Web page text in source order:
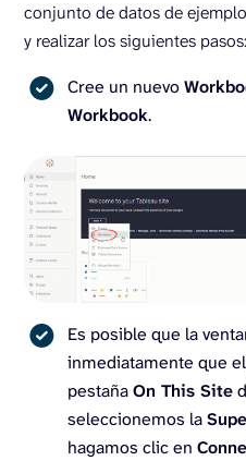
conjunto de datos de
y realizar los siguientes pasos:
Cree un nuevo
Workbook.
Es posible que la
inmediatamente que
pestañaOn This Site
seleccionemos la
hagamos clic en